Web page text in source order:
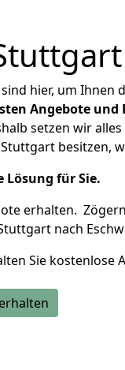
hier, um Ihnen
Angebote und
setzen wir
besitzen,
Lösung für Sie.
erhalten.
nach
Sie kostenlose